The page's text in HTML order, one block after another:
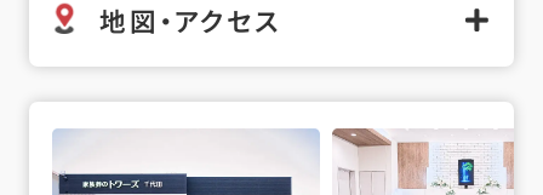
地図・アクセス